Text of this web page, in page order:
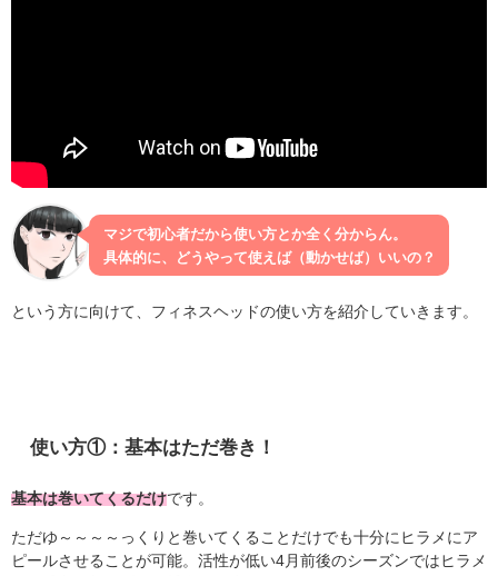
マジで初心者だから使い方とか全く分からん。
具体的に、どうやって使えば（動かせば）いいの？
という方に向けて、フィネスヘッドの使い方を紹介していきます。
使い方①：基本はただ巻き！
基本は巻いてくるだけです。
ただゆ～～～～っくりと巻いてくることだけでも十分にヒラメにア
ピールさせることが可能。活性が低い4月前後のシーズンではヒラメ